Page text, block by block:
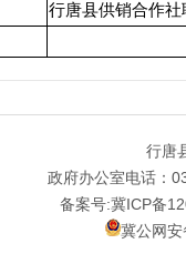
行唐县供销合作社